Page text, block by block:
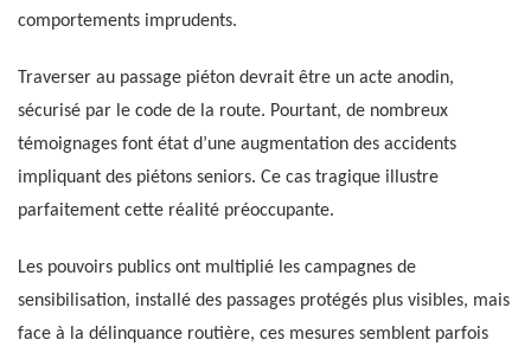
comportements imprudents.
Traverser au passage piéton devrait être un acte anodin,
sécurisé par le code de la route. Pourtant, de nombreux
témoignages font état d’une augmentation des accidents
impliquant des piétons seniors. Ce cas tragique illustre
parfaitement cette réalité préoccupante.
Les pouvoirs publics ont multiplié les campagnes de
sensibilisation, installé des passages protégés plus visibles, mais
face à la délinquance routière, ces mesures semblent parfois